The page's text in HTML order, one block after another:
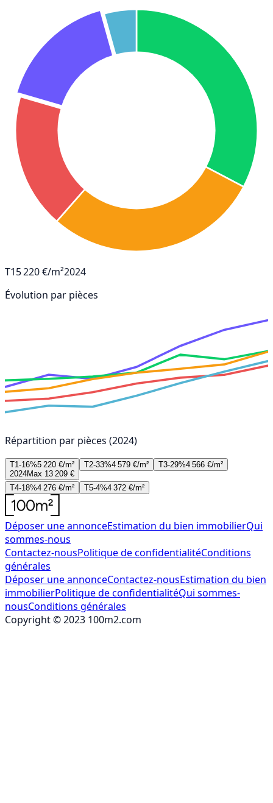
T15 220 €/m²2024
Évolution par pièces
Répartition par pièces (2024)
T1-16%5 220 €/m²
2024Max 13 209 €
T2-33%4 579 €/m² T3-29%4 566 €/m²
T4-18%4 276 €/m² T5-4%4 372 €/m²
Déposer une annonceEstimation du bien immobilierQui
sommes-nous
Contactez-nousPolitique de confidentialitéConditions
générales
Déposer une annonceContactez-nousEstimation du bien
immobilierPolitique de confidentialitéQui sommes-
nousConditions générales
Copyright © 2023 100m2.com